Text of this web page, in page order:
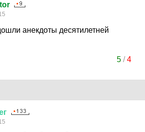
анекдоты десятилетней
5/4